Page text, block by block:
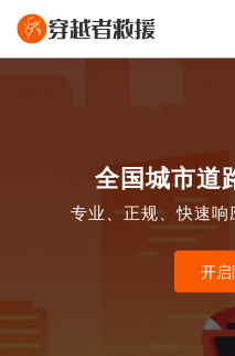
全国城市道
专业、正规、快速
开启